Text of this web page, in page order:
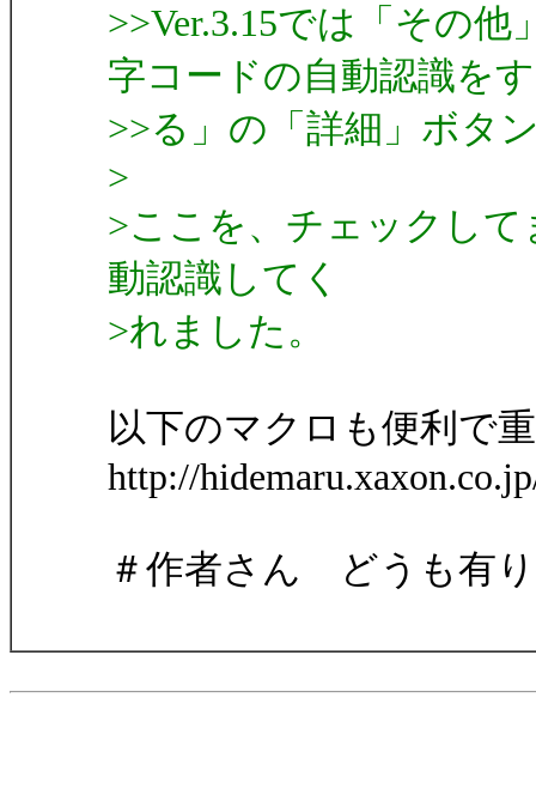
>>Ver.3.15では「その
字コードの自動認識をす
>>る」の「詳細」ボタ
>
>ここを、チェックし
動認識してく
>れました。
以下のマクロも便利で
http://
＃作者さん どうも有